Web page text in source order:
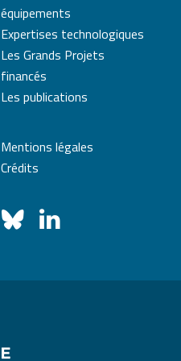
équipements
Expertises technologiques
Les Grands Projets
financés
Les publications
Mentions légales
Crédits